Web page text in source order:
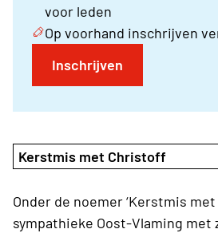
voor leden
Op voorhand inschrijven
Inschrijven
Kerstmis met Christoff
Onder de noemer ‘Kerstmis
sympathieke Oost-Vlaming met